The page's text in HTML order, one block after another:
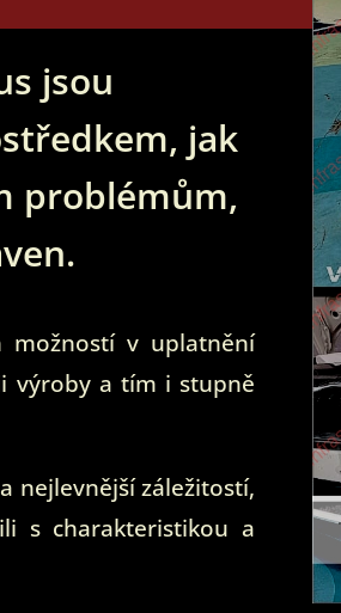
jsou
jak
problémům,
možností v uplatnění
výroby a tím i stupně
nejlevnější záležitostí,
s charakteristikou a